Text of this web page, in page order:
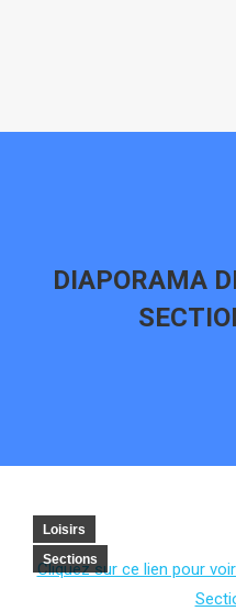
DIAPORAMA
Loisirs
Sections
Cliquez sur ce lien pour